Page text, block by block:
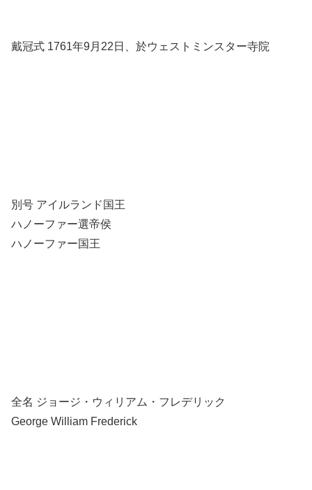
戴冠式 1761年9月22日、於ウェストミンスター寺院
別号 アイルランド国王
ハノーファー選帝侯
ハノーファー国王
全名 ジョージ・ウィリアム・フレデリック
George William Frederick